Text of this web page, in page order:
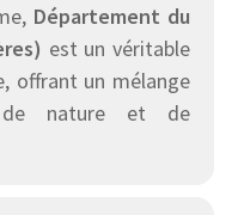
Département du
est un véritable
offrant un mélange
de nature et de